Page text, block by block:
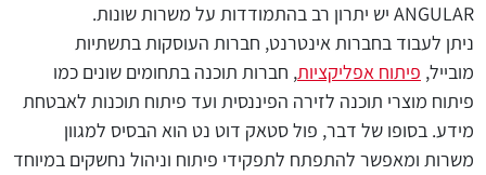
ANGULAR יש יתרון רב בהתמודדות על משרות שונות.
ניתן לעבוד בחברות אינטרנט, חברות העוסקות בתשתיות
מובייל, פיתוח אפליקציות, חברות תוכנה בתחומים שונים כמו
פיתוח מוצרי תוכנה לזירה הפיננסית ועד פיתוח תוכנות לאבטחת
מידע. בסופו של דבר, פול סטאק דוט נט הוא הבסיס למגוון
משרות ומאפשר להתפתח לתפקידי פיתוח וניהול נחשקים במיוחד